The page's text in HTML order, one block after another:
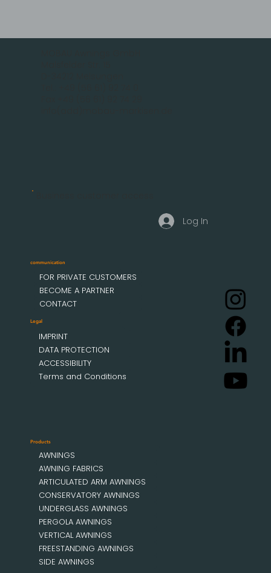
Products
AWNINGS
AWNING FABRICS
ARTICULATED ARM AWNINGS
CONSERVATORY AWNINGS
UNDERGLASS AWNINGS
PERGOLA AWNINGS
VERTICAL AWNINGS
FREESTANDING AWNINGS
SIDE AWNINGS
communication
FOR PRIVATE CUSTOMERS
BECOME A PARTNER
CONTACT
Legal
IMPRINT
DATA PROTECTION
ACCESSIBILITY
Terms and Conditions
Log In